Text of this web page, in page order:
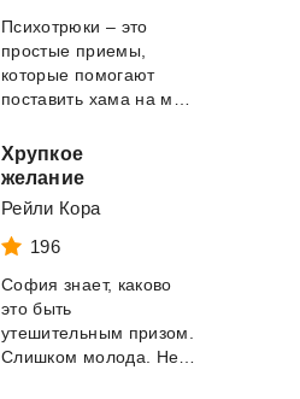
Психотрюки – это
простые приемы,
которые помогают
Хрупкое
желание
Рейли Кора
196
София знает, каково
это быть
утешительным призом.